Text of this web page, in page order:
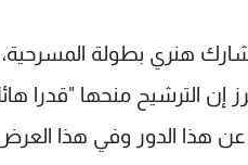
هنري ‌بطولة
20 عاما لرويترز إن الترشيح
هذا الدور وفي هذا